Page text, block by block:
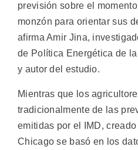
previsión sobre el
monzón para orientar sus
afirma Amir Jina,
de Política Energética de
y autor del estudio.
Mientras que los
tradicionalmente de las
emitidas por el IMD,
Chicago se basó en los